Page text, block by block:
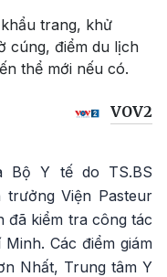
trang, khử
cúng, điểm du lịch
thể mới nếu có.
VOV2
Bộ Y tế do TS.BS
Viện Pasteur
đã kiểm tra công tác
Các điểm giám
Nhất, Trung tâm Y